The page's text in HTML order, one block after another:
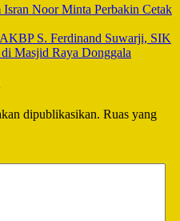
Noor Minta Perbakin Cetak
S. Ferdinand Suwarji, SIK
Masjid Raya Donggala
dipublikasikan. Ruas yang